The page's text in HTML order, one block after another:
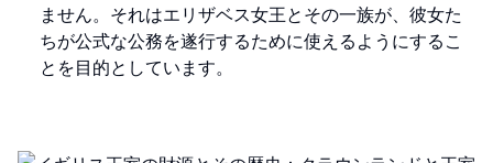
ません。それはエリザベス女王とその一族が、彼女た
ちが公式な公務を遂行するために使えるようにするこ
とを目的としています。